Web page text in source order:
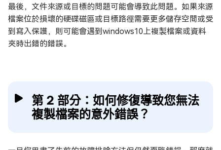
最後，文件來源或目標的問題可能會導致此問題。如果來源
檔案位於損壞的硬碟磁區或目標路徑需要更多儲存空間或受
到寫入保護，則可能會遇到windows10上複製檔案或資料
夾時出錯的錯誤。
第 2 部分：如何修復導致您無法
複製檔案的意外錯誤？